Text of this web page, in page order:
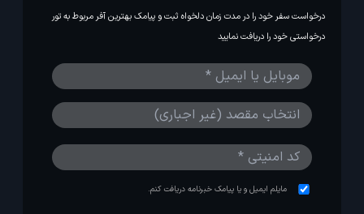
درخواست سفر خود را در مدت زمان دلخواه ثبت و پیامک بهترین آفر مربوط به تور
درخواستی خود را دریافت نمایید
مایلم ایمیل و یا پیامک خبرنامه دریافت کنم.